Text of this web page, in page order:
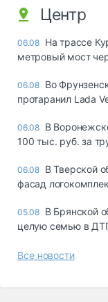
Центр
06.08 На трассе
метровый мост
06.08 Во
протаранил Lada
06.08 В
100 тыс. руб. за
06.08 В Тверской
фасад
05.08 В Брянской
целую семью в
Все новости